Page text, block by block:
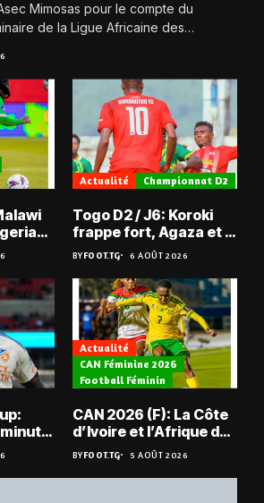
Mimosas pour le compte du
de la Ligue Africaine des
Actualité Championnat D2
Togo D2 / J6: Koroki
frappe fort, Agaza et la
JCA assurent,
suspense avant Sara
FC – Doumbé FC
BYFOOT.TG 6 AOÛT 2026
Actualité
CAN Féminine 2026
Football Féminin
CAN 2026 (F): La Côte
d’Ivoire et l’Afrique du
Sud en quarts
BYFOOT.TG 5 AOÛT 2026